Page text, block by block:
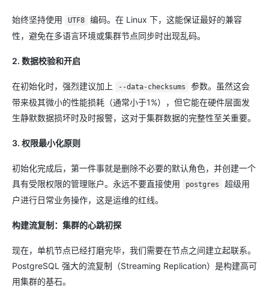
始终坚持使用 UTF8
编码。在 Linux 下，这能保证最好的兼容
性，避免在多语言环境或集群节点同步时出现乱码。
2. 数据校验和开启
在初始化时，强烈建议加上 --data-checksums
参数。虽然这会
带来极其微小的性能损耗（通常小于1%），但它能在硬件层面发
生静默数据损坏时及时报警，这对于集群数据的完整性至关重要。
3. 权限最小化原则
初始化完成后，第一件事就是删除不必要的默认角色，并创建一个
具有受限权限的管理账户。永远不要直接使用
postgres
超级用
户进行日常业务操作，这是运维的红线。
构建流复制：集群的心跳初探
现在，单机节点已经打磨完毕，我们需要在节点之间建立起联系。
PostgreSQL 强大的流复制（Streaming Replication）是构建高可
用集群的基石。